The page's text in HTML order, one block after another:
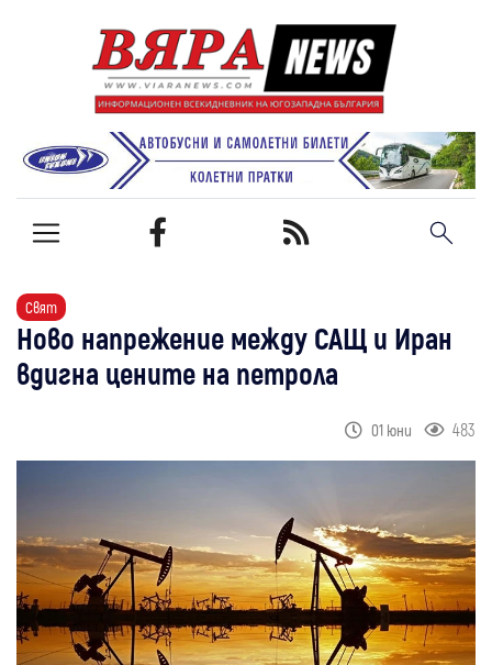
Свят
Ново напрежение между САЩ и Иран
вдигна цените на петрола
01 юни 483